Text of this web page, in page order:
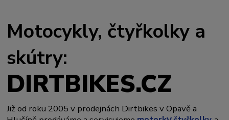
Motocykly, čtyřkolky a
skútry:
DIRTBIKES.CZ
Již od roku 2005 v prodejnách Dirtbikes v Opavě a